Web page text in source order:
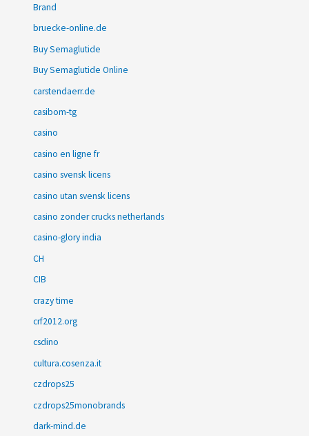
Brand
bruecke-online.de
Buy Semaglutide
Buy Semaglutide Online
carstendaerr.de
casibom-tg
casino
casino en ligne fr
casino svensk licens
casino utan svensk licens
casino zonder crucks netherlands
casino-glory india
CH
CIB
crazy time
crf2012.org
csdino
cultura.cosenza.it
czdrops25
czdrops25monobrands
dark-mind.de